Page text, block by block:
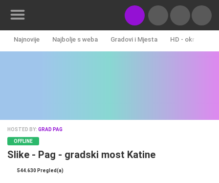
Novosti&Blog
Izdvojeno
Povijest
Karta
Najnovije Najbolje s weba Gradovi i Mjesta HD - okretne
HOSTED BY: GRAD PAG
OFFLINE
Slike - Pag - gradski most Katine
544.630 Pregled(a)